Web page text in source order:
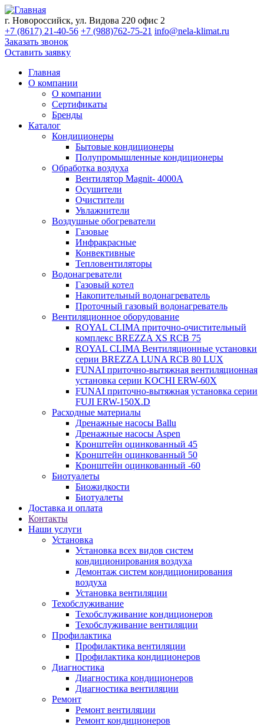
г. Новороссийск, ул. Видова 220 офис 2
+7 (8617) 21-40-56 +7 (988)762-75-21 info@nela-klimat.ru
Заказать звонок
Оставить заявку
Главная
О компании
О компании
Сертификаты
Бренды
Каталог
Кондиционеры
Бытовые кондиционеры
Полупромышленные кондиционеры
Обработка воздуха
Вентилятор Magnit- 4000A
Осушители
Очистители
Увлажнители
Воздушные обогреватели
Газовые
Инфракрасные
Конвективные
Тепловентиляторы
Водонагреватели
Газовый котел
Накопительный водонагреватель
Проточный газовый водонагреватель
Вентиляционное оборудование
ROYAL CLIMA приточно-очистительный
комплекс BREZZA XS RCB 75
ROYAL CLIMA Вентиляционные установки
серии BREZZA LUNA RCB 80 LUX
FUNAI приточно-вытяжная вентиляционная
установка серии KOCHI ERW-60X
FUNAI приточно-вытяжная установка серии
FUJI ERW-150X.D
Расходные материалы
Дренажные насосы Ballu
Дренажные насосы Aspen
Кронштейн оцинкованный 45
Кронштейн оцинкованный 50
Кронштейн оцинкованный -60
Биотуалеты
Биожидкости
Биотуалеты
Доставка и оплата
Контакты
Наши услуги
Установка
Установка всех видов систем
кондиционирования воздуха
Демонтаж систем кондиционирования
воздуха
Установка вентиляции
Техобслуживание
Техобслуживание кондиционеров
Техобслуживание вентиляции
Профилактика
Профилактика вентиляции
Профилактика кондиционеров
Диагностика
Диагностика кондиционеров
Диагностика вентиляции
Ремонт
Ремонт вентиляции
Ремонт кондиционеров